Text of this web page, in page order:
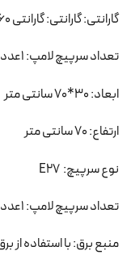
گارانتی: گارانتی: گارانتی 60 ماهه رنگ بدنه
تعداد سرپیچ لامپ: 1عدد
ابعاد: 30*70 سانتی متر
ارتفاع: 70 سانتی متر
نوع سرپیچ: E27
تعداد سرپیچ لامپ: 1عدد
منبع برق: با استفاده از